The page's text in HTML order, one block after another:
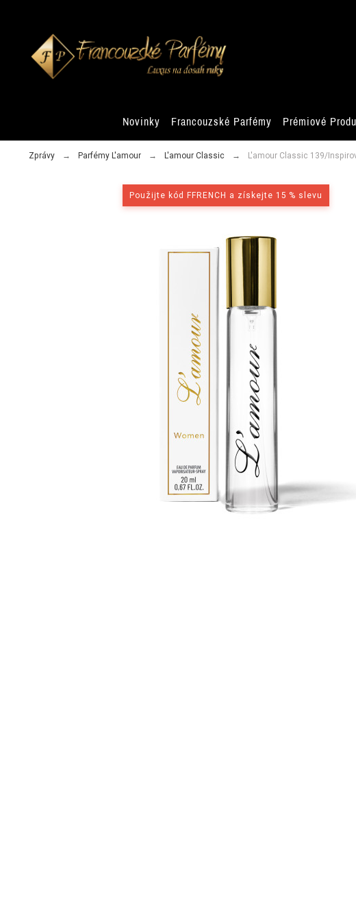
Novinky Francouzské Parfémy Prémiové
Zprávy Parfémy L'amour L'amour Classic L'amour Classic 139/
Použijte kód FFRENCH a získejte 15 % slevu